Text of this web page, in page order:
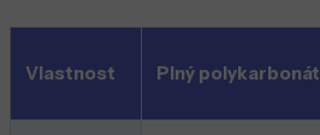
Vlastnost Plný polykarbonát